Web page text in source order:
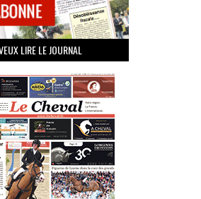
LIRE LE JOURNAL